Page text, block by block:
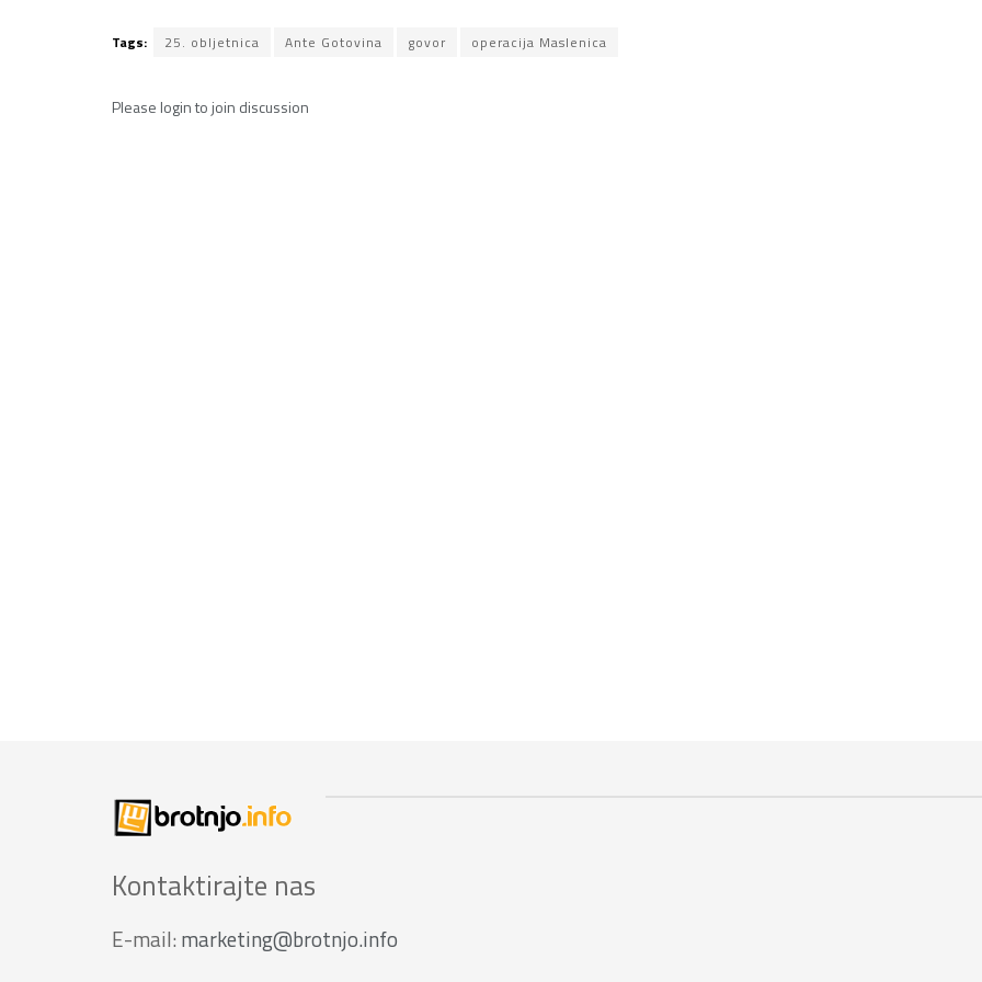
Tags: 25. obljetnica Ante Gotovina govor operacija Maslenica
Please loginto join discussion
Kontaktirajte nas
E-mail: marketing@brotnjo.info